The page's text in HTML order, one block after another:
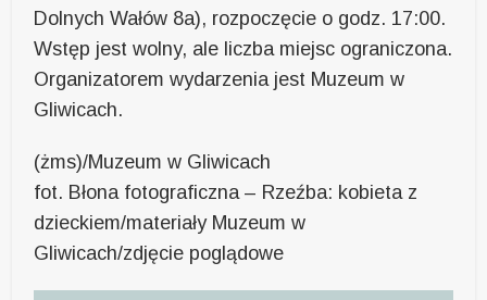
Dolnych Wałów 8a), rozpoczęcie o godz. 17:00.
Wstęp jest wolny, ale liczba miejsc ograniczona.
Organizatorem wydarzenia jest Muzeum w
Gliwicach.
(żms)/Muzeum w Gliwicach
fot. Błona fotograficzna – Rzeźba: kobieta z
dzieckiem/materiały Muzeum w
Gliwicach/zdjęcie poglądowe